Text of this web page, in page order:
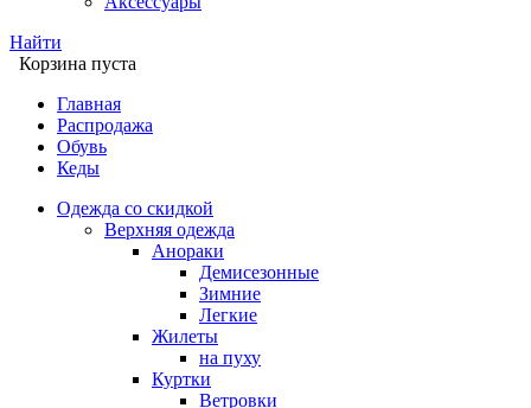
Найти
Корзина пуста
Главная
Распродажа
Обувь
Кеды
Одежда со скидкой
Верхняя одежда
Анораки
Демисезонные
Зимние
Легкие
Жилеты
на пуху
Куртки
Ветровки